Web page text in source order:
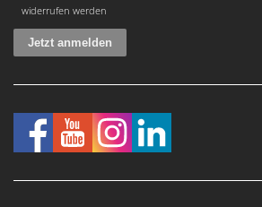
widerrufen werden